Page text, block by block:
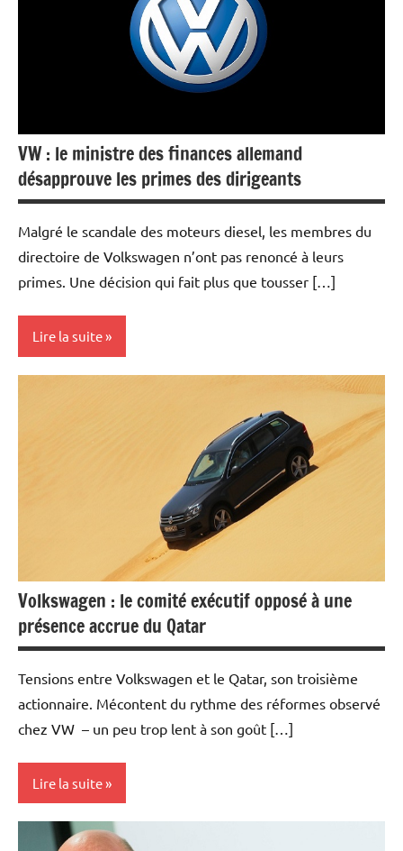
VW : le ministre des finances allemand
désapprouve les primes des dirigeants
Malgré le scandale des moteurs diesel, les membres du
directoire de Volkswagen n’ont pas renoncé à leurs
primes. Une décision qui fait plus que tousser […]
Lire la suite
Volkswagen : le comité exécutif opposé à une
présence accrue du Qatar
Tensions entre Volkswagen et le Qatar, son troisième
actionnaire. Mécontent du rythme des réformes observé
chez VW – un peu trop lent à son goût […]
Lire la suite
Actualités